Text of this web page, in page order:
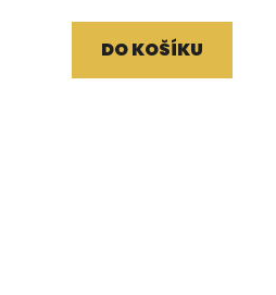
DO KOŠÍKU